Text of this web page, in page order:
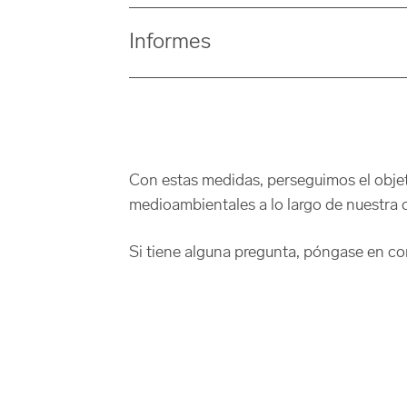
normativa en materia de
Informes
Con estas medidas, perseguimos el
medioambientales a lo largo de nuestra
Si tiene alguna pregunta, póngase en